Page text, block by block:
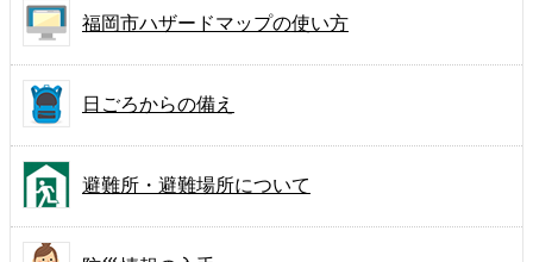
福岡市ハザードマップの使い方
日ごろからの備え
避難所・避難場所について